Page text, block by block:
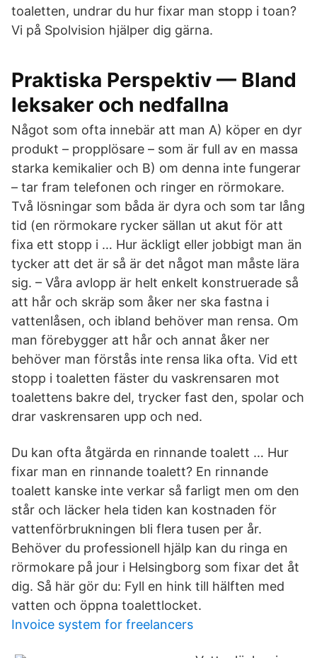
toaletten, undrar du hur fixar man stopp i toan?
Vi på Spolvision hjälper dig gärna.
Praktiska Perspektiv — Bland
leksaker och nedfallna
Något som ofta innebär att man A) köper en dyr
produkt – propplösare – som är full av en massa
starka kemikalier och B) om denna inte fungerar
– tar fram telefonen och ringer en rörmokare.
Två lösningar som båda är dyra och som tar lång
tid (en rörmokare rycker sällan ut akut för att
fixa ett stopp i … Hur äckligt eller jobbigt man än
tycker att det är så är det något man måste lära
sig. – Våra avlopp är helt enkelt konstruerade så
att hår och skräp som åker ner ska fastna i
vattenlåsen, och ibland behöver man rensa. Om
man förebygger att hår och annat åker ner
behöver man förstås inte rensa lika ofta. Vid ett
stopp i toaletten fäster du vaskrensaren mot
toalettens bakre del, trycker fast den, spolar och
drar vaskrensaren upp och ned.
Du kan ofta åtgärda en rinnande toalett … Hur
fixar man en rinnande toalett? En rinnande
toalett kanske inte verkar så farligt men om den
står och läcker hela tiden kan kostnaden för
vattenförbrukningen bli flera tusen per år.
Behöver du professionell hjälp kan du ringa en
rörmokare på jour i Helsingborg som fixar det åt
dig. Så här gör du: Fyll en hink till hälften med
vatten och öppna toalettlocket.
Invoice system for freelancers